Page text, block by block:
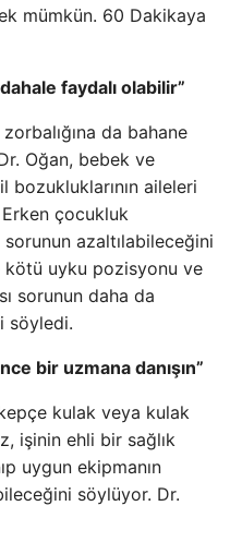
mümkün. 60 Dakikaya
faydalı olabilir”
da bahane
Oğan, bebek ve
aileleri
çocukluk
azaltılabileceğini
kötü uyku pozisyonu ve
sorunun daha da
söyledi.
bir uzmana danışın”
kulak veya kulak
işinin ehli bir sağlık
uygun ekipmanın
söylüyor. Dr.